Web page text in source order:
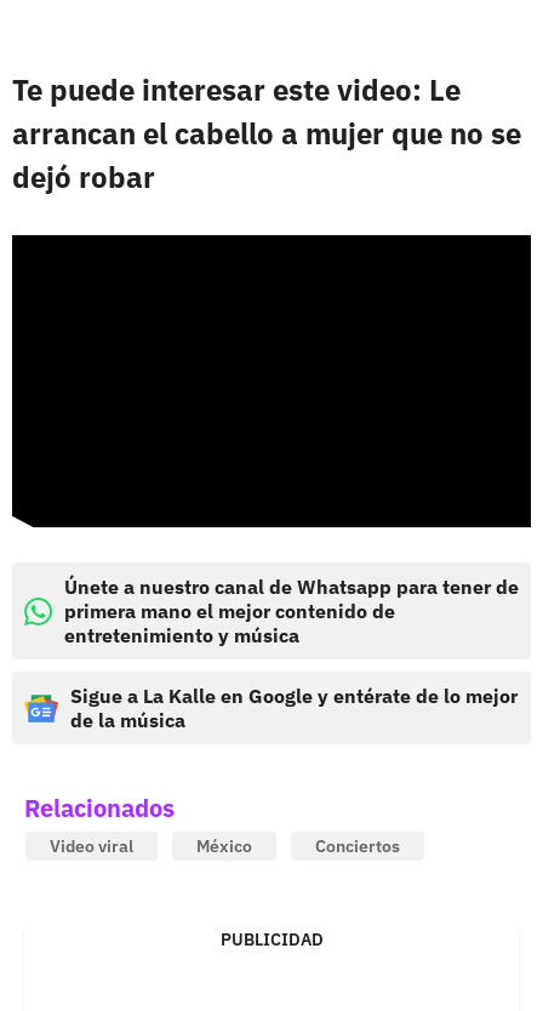
Te puede interesar este video: Le
arrancan el cabello a mujer que no se
dejó robar
Únete a nuestro canal de Whatsapp para tener de
primera mano el mejor contenido de
entretenimiento y música
Sigue a La Kalle en Google y entérate de lo mejor
de la música
Relacionados
Video viral México Conciertos
PUBLICIDAD